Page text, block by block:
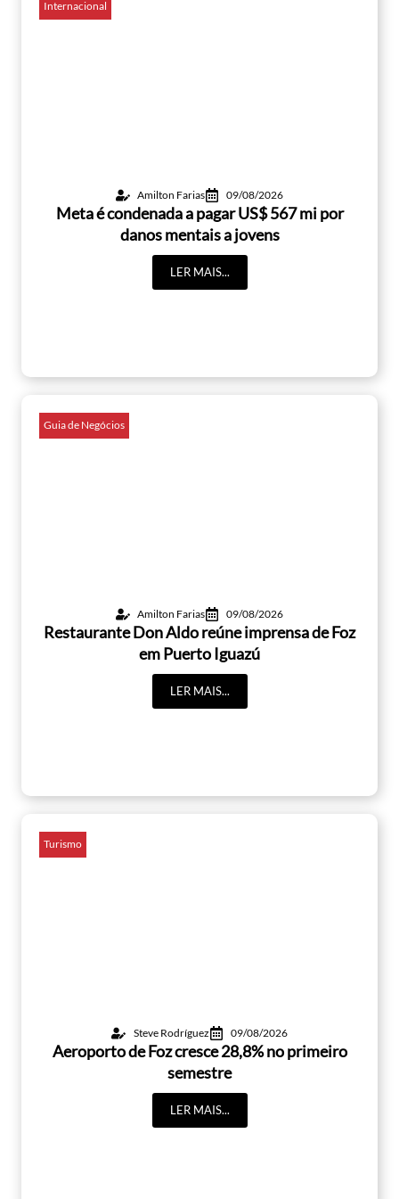
Internacional
Amilton Farias 09/08/2026
Meta é condenada a pagar US$ 567 mi por
danos mentais a jovens
LER MAIS...
Guia de Negócios
Amilton Farias 09/08/2026
Restaurante Don Aldo reúne imprensa de Foz
em Puerto Iguazú
LER MAIS...
Turismo
Steve Rodríguez 09/08/2026
Aeroporto de Foz cresce 28,8% no primeiro
semestre
LER MAIS...